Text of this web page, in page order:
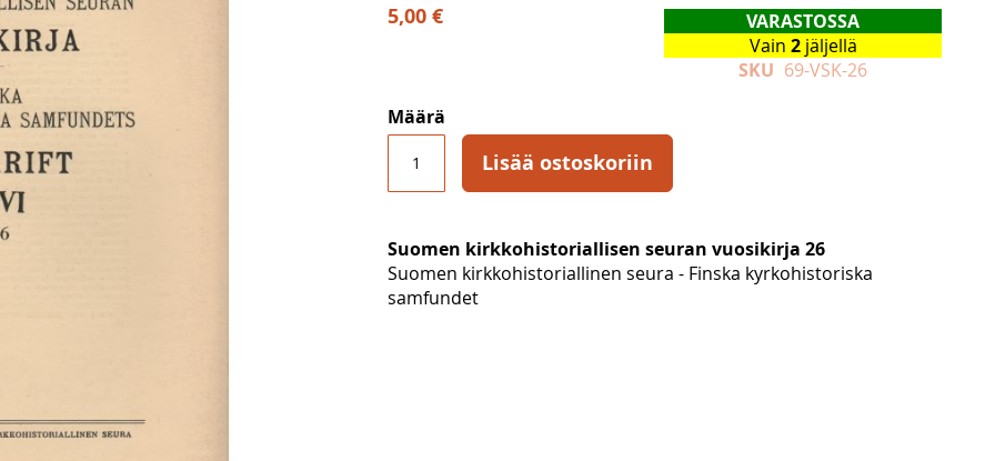
5,00 €
VARASTOSSA
Vain 2jäljellä
SKU 69-VSK-26
Määrä
Lisää ostoskoriin
Suomen kirkkohistoriallisen seuran vuosikirja 26
Suomen kirkkohistoriallinen seura - Finska kyrkohistoriska
samfundet